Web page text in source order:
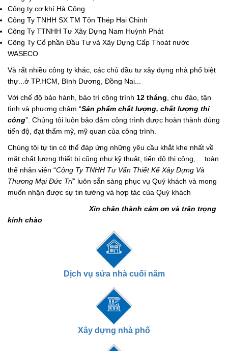
Công ty cơ khí Hà Công
Công Ty TNHH SX TM Tôn Thép Hai Chinh
Công Ty TTNHH Tư Xây Dựng Nam Huỳnh Phát
Công Ty Cổ phần Đầu Tư và Xây Dựng Cấp Thoát nước
WASECO
Và rất nhiều công ty khác, các chủ đầu tư xây dựng nhà phố biệt
thự...ở TP.HCM, Bình Dương, Đồng Nai...
Với chế độ bảo hành, bảo trì công trình 12 tháng , chu đáo, tận
tình và phương châm “Sản phẩm chất lượng, chất lượng thi
công”. Chúng tôi luôn bảo đảm công trình được hoàn thành đúng
tiến độ, đạt thẩm mỹ, mỹ quan của công trình.
Chúng tôi tự tin có thể đáp ứng những yêu cầu khắt khe nhất về
mặt chất lượng thiết bị cũng như kỹ thuật, tiến độ thi công,… toàn
thể nhân viên “Công Ty TNHH Tư Vấn Thiết Kế Xây Dựng Và
Thương Mại Đức Trí” luôn sẵn sàng phục vụ Quý khách và mong
muốn nhận được sự tin tưởng và hợp tác của Quý khách
Xin chân thành cảm ơn và trân trọng
kính chào
Dịch vụ sửa nhà cuối năm
Xây dựng nhà phố